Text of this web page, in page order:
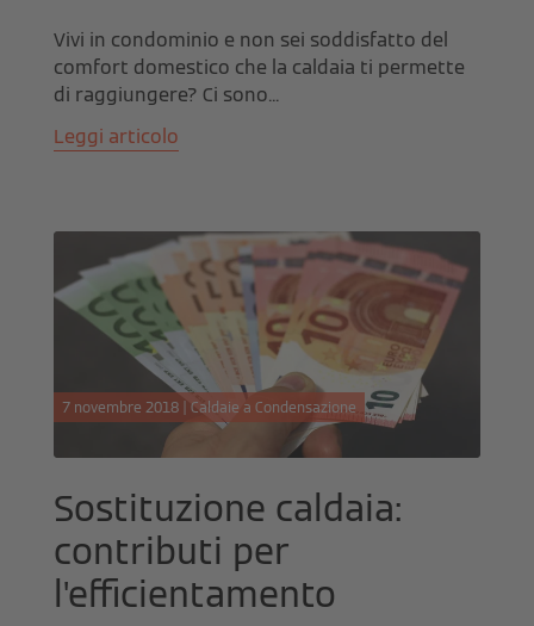
Vivi in condominio e non sei soddisfatto del
comfort domestico che la caldaia ti permette
di raggiungere? Ci sono...
Leggi articolo
7 novembre 2018 | Caldaie a Condensazione
Sostituzione caldaia:
contributi per
l'efficientamento